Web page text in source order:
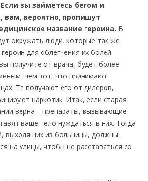
Если вы займетесь бегом и
вам, вероятно, пропишут
название героина. В
окружать люди, которые так же
для облегчения их болей.
получите от врача, будет более
чем тот, что принимают
Те получают его от дилеров,
наркотик. Итак, если старая
верна – препараты, вызывающие
ваше тело нуждаться в них. Тогда
выходящих из больницы, должны
на улицы, чтобы не расставаться со